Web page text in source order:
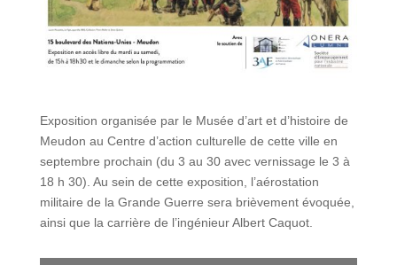
Exposition organisée par le Musée d’art et d’histoire de
Meudon au Centre d’action culturelle de cette ville en
septembre prochain (du 3 au 30 avec vernissage le 3 à
18 h 30). Au sein de cette exposition, l’aérostation
militaire de la Grande Guerre sera brièvement évoquée,
ainsi que la carrière de l’ingénieur Albert Caquot.